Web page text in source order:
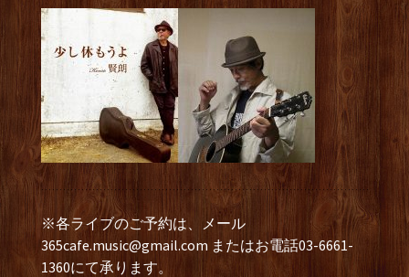
※各ライブのご予約は、メール
365cafe.music@gmail.com またはお電話03-6661-
1360にて承ります。